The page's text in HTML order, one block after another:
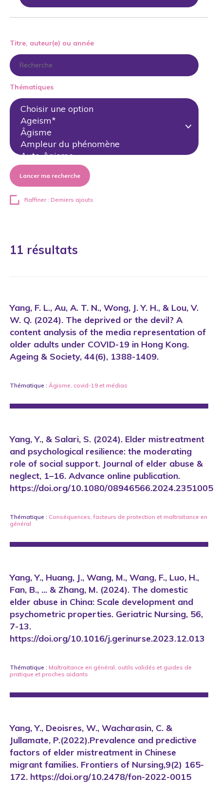
Titre, auteur(e) ou année
Thématiques
Lancer ma recherche
Raffiner : Derniers ajouts
11 résultats
Yang, F. L., Au, A. T. N., Wong, J. Y. H., & Lou, V.
W. Q. (2024). The deprived or the devil? A
content analysis of the media representation of
older adults under COVID-19 in Hong Kong.
Ageing & Society, 44(6), 1388-1409.
Thématique : Âgisme, covid-19 et médias
Yang, Y., & Salari, S. (2024). Elder mistreatment
and psychological resilience: the moderating
role of social support. Journal of elder abuse &
neglect, 1–16. Advance online publication.
https://doi.org/10.1080/08946566.2024.2351005
Thématique : Conséquences,facteurs de protection et maltraitance en
général
Yang, Y., Huang, J., Wang, M., Wang, F., Luo, H.,
Fan, B., ... & Zhang, M. (2024). The domestic
elder abuse in China: Scale development and
psychometric properties. Geriatric Nursing, 56,
7-13.
https://doi.org/10.1016/j.gerinurse.2023.12.013
Thématique : Maltraitance en général, outils validés et guides de
pratique et proches aidants
Yang, Y., Deoisres, W., Wacharasin, C. &
Jullamate, P.(2022).Prevalence and predictive
factors of elder mistreatment in Chinese
migrant families. Frontiers of Nursing,9(2) 165-
172. https://doi.org/10.2478/fon-2022-0015